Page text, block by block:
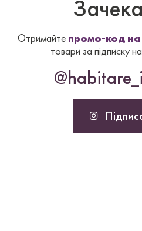
Отримайте промо-код
товари за підписку